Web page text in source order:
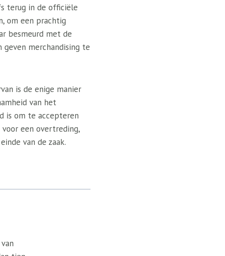
terug in de officiële
om een ​​prachtig
besmeurd met de
merchandising te
is de enige manier
van het
is om te accepteren
een overtreding,
van de zaak.